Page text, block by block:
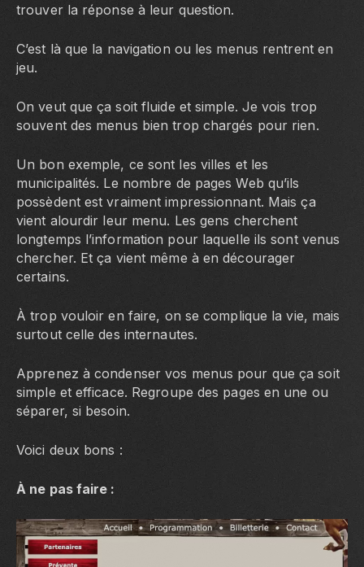
trouver la réponse à leur question.
C’est là que la navigation ou les menus rentrent en
jeu.
On veut que ça soit fluide et simple. Je vois trop
souvent des menus bien trop chargés pour rien.
Un bon exemple, ce sont les villes et les
municipalités. Le nombre de pages Web qu’ils
possèdent est vraiment impressionnant. Mais ça
vient alourdir leur menu. Les gens cherchent
longtemps l’information pour laquelle ils sont venus
chercher. Et ça vient même à en décourager
certains.
À trop vouloir en faire, on se complique la vie, mais
surtout celle des internautes.
Apprenez à condenser vos menus pour que ça soit
simple et efficace. Regroupe des pages en une ou
séparer, si besoin.
Voici deux bons :
À ne pas faire :